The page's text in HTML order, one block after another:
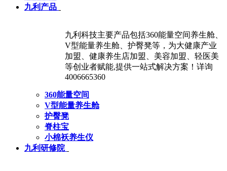
九利产品
九利科技主要产品包括360能量空间养生舱、
V型能量养生舱、护臀凳等，为大健康产业
加盟、健康养生店加盟、美容加盟、轻医美
等创业者赋能,提供一站式解决方案！详询
4006665360
360能量空间
V型能量养生舱
护臀凳
脊柱宝
小棉袄养生仪
九利研修院